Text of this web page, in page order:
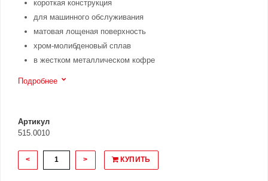
короткая конструкция
для машинного обслуживания
матовая лощеная поверхность
хром-молибденовый сплав
в жестком металлическом кофре
Подробнее
Артикул
515.0010
< > КУПИТЬ